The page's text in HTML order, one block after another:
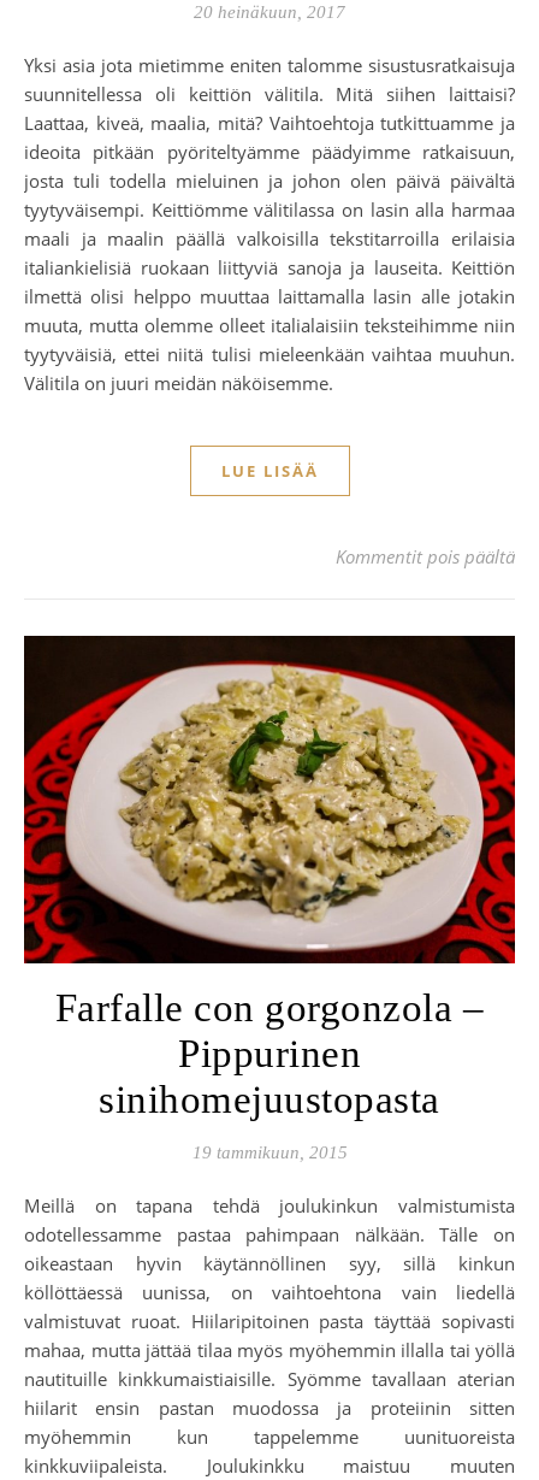
20 heinäkuun, 2017
Yksi asia jota mietimme eniten talomme sisustusratkaisuja
suunnitellessa oli keittiön välitila. Mitä siihen laittaisi?
Laattaa, kiveä, maalia, mitä? Vaihtoehtoja tutkittuamme ja
ideoita pitkään pyöriteltyämme päädyimme ratkaisuun,
josta tuli todella mieluinen ja johon olen päivä päivältä
tyytyväisempi. Keittiömme välitilassa on lasin alla harmaa
maali ja maalin päällä valkoisilla tekstitarroilla erilaisia
italiankielisiä ruokaan liittyviä sanoja ja lauseita. Keittiön
ilmettä olisi helppo muuttaa laittamalla lasin alle jotakin
muuta, mutta olemme olleet italialaisiin teksteihimme niin
tyytyväisiä, ettei niitä tulisi mieleenkään vaihtaa muuhun.
Välitila on juuri meidän näköisemme.
LUE LISÄÄ
Kommentit pois päältä
Farfalle con gorgonzola –
Pippurinen
sinihomejuustopasta
19 tammikuun, 2015
Meillä on tapana tehdä joulukinkun valmistumista
odotellessamme pastaa pahimpaan nälkään. Tälle on
oikeastaan hyvin käytännöllinen syy, sillä kinkun
köllöttäessä uunissa, on vaihtoehtona vain liedellä
valmistuvat ruoat. Hiilaripitoinen pasta täyttää sopivasti
mahaa, mutta jättää tilaa myös myöhemmin illalla tai yöllä
nautituille kinkkumaistiaisille. Syömme tavallaan aterian
hiilarit ensin pastan muodossa ja proteiinin sitten
myöhemmin kun tappelemme uunituoreista
kinkkuviipaleista. Joulukinkku maistuu muuten